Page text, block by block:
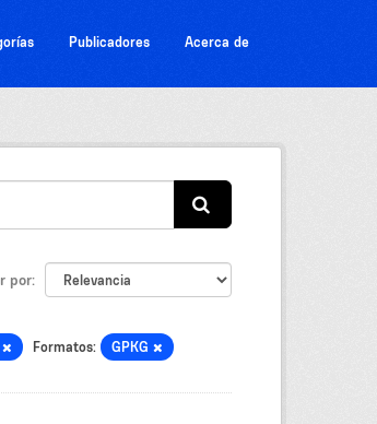
Publicadores Acerca de
por
Formatos: GPKG